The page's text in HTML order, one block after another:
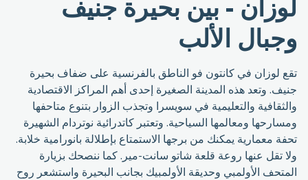
لوزان - بين بحيرة جنيف
وجبال الألب
تقع لوزان في كانتون فو الناطق بالفرنسية على ضفاف بحيرة
جنيف. وتعد هذه المدينة الصغيرة إحدى أهم المراكز الاقتصادية
والثقافية والتعليمية في سويسرا وتجذب الزوار بتنوع متاحفها
ومسارحها ومعالمها السياحية. وتعتبر كاتدرائية نوتردام الشهيرة
تحفة معمارية يمكنك من برجها الاستمتاع بإطلالة بانورامية خلابة.
ولا تقل عنها روعة قلعة شاتو سانت-مير. كما ننصحك بزيارة
المتحف الأولمبي وحديقة الأولمبيك بجانب البحيرة واستشعر روح